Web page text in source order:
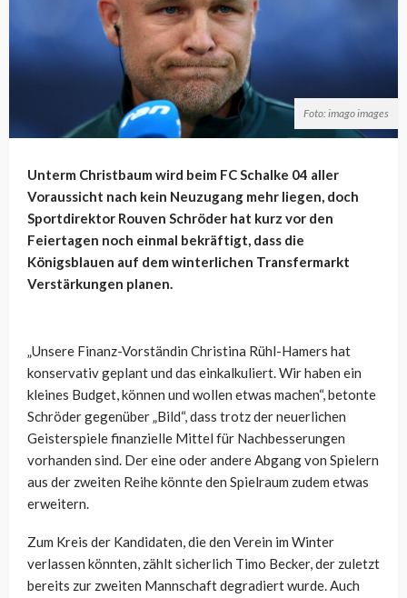
Foto: imago images
Unterm Christbaum wird beim FC Schalke 04 aller
Voraussicht nach kein Neuzugang mehr liegen, doch
Sportdirektor Rouven Schröder hat kurz vor den
Feiertagen noch einmal bekräftigt, dass die
Königsblauen auf dem winterlichen Transfermarkt
Verstärkungen planen.
„Unsere Finanz-Vorständin Christina Rühl-Hamers hat
konservativ geplant und das einkalkuliert. Wir haben ein
kleines Budget, können und wollen etwas machen“, betonte
Schröder gegenüber „Bild“, dass trotz der neuerlichen
Geisterspiele finanzielle Mittel für Nachbesserungen
vorhanden sind. Der eine oder andere Abgang von Spielern
aus der zweiten Reihe könnte den Spielraum zudem etwas
erweitern.
Zum Kreis der Kandidaten, die den Verein im Winter
verlassen könnten, zählt sicherlich Timo Becker, der zuletzt
bereits zur zweiten Mannschaft degradiert wurde. Auch